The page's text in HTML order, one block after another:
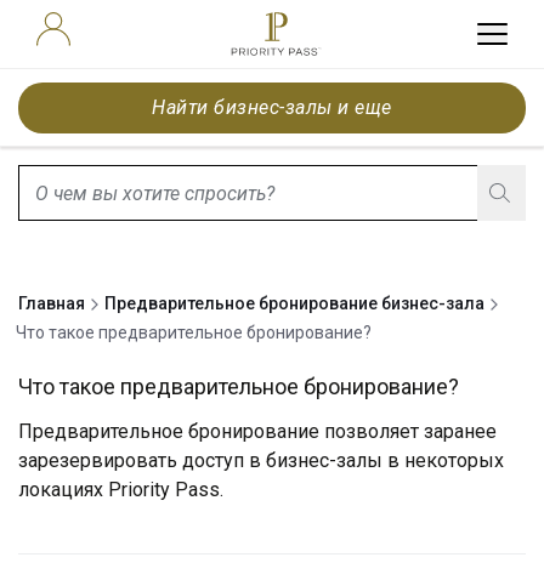
Найти бизнес-залы и еще
Главная
Предварительное бронирование бизнес-зала
Что такое предварительное бронирование?
Что такое предварительное бронирование?
Предварительное бронирование позволяет заранее
зарезервировать доступ в бизнес-залы в некоторых
локациях Priority Pass.